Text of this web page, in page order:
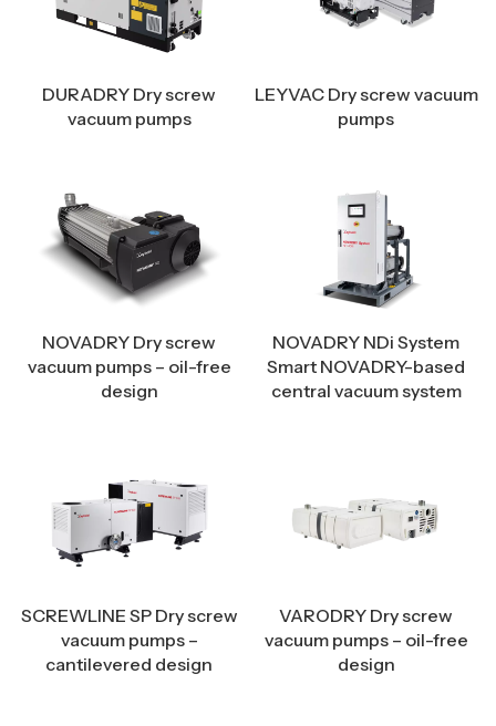
DURADRY Dry screw
vacuum pumps
LEYVAC Dry screw vacuum
pumps
NOVADRY Dry screw
vacuum pumps – oil-free
design
NOVADRY NDi System
Smart NOVADRY-based
central vacuum system
SCREWLINE SP Dry screw
vacuum pumps –
cantilevered design
VARODRY Dry screw
vacuum pumps – oil-free
design